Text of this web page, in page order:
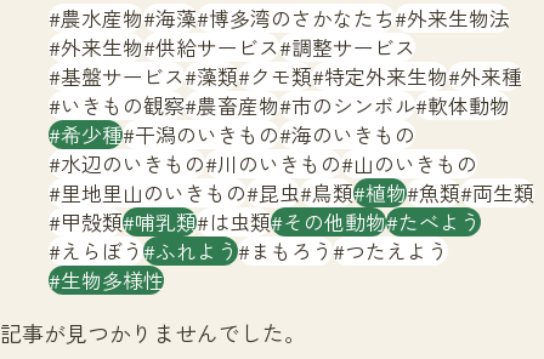
文字サイズ 小 中 大
生物多様性ふくおかウェブセンターとは
サイトマップ
農水産物 海藻 博多湾のさかなたち 外来生物法
外来生物 供給サービス 調整サービス
基盤サービス 藻類 クモ類 特定外来生物 外来種
いきもの観察 農畜産物 市のシンボル 軟体動物
希少種 干潟のいきもの 海のいきもの
水辺のいきもの 川のいきもの 山のいきもの
里地里山のいきもの 昆虫 鳥類 植物 魚類 両生類
甲殻類 哺乳類 は虫類 その他動物 たべよう
えらぼう ふれよう まもろう つたえよう
生物多様性
記事が見つかりませんでした。